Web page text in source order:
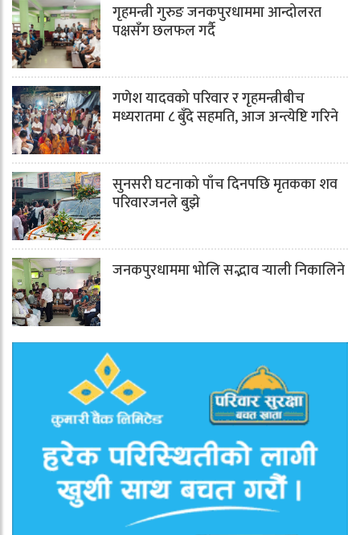
गृहमन्त्री गुरुङ जनकपुरधाममा आन्दोलरत
पक्षसँग छलफल गर्दै
गणेश यादवको परिवार र गृहमन्त्रीबीच
मध्यरातमा ८ बुँदे सहमति, आज अन्त्येष्टि गरिने
सुनसरी घटनाको पाँच दिनपछि मृतकका शव
परिवारजनले बुझे
जनकपुरधाममा भोलि सद्भाव र्‍याली निकालिने